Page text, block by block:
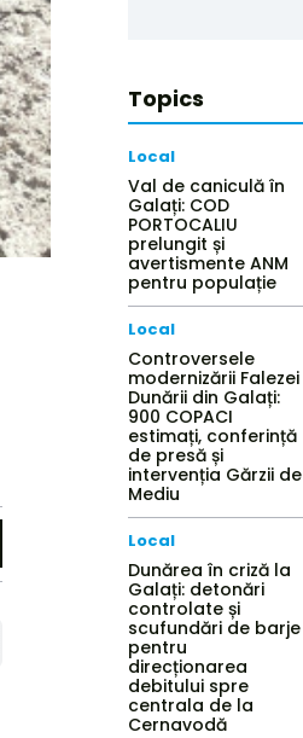
Topics
Local
Val de caniculă în
Galați: COD
PORTOCALIU
prelungit și
avertismente ANM
pentru populație
Local
Controversele
modernizării Falezei
Dunării din Galați:
900 COPACI
estimați, conferință
de presă și
intervenția Gărzii de
Mediu
Local
Dunărea în criză la
Galați: detonări
controlate și
scufundări de barje
pentru
direcționarea
debitului spre
centrala de la
Cernavodă